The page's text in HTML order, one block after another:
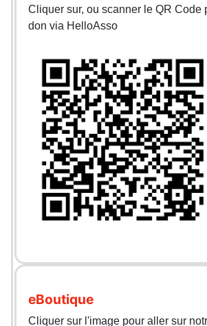
Cliquer sur, ou scanner le QR Code
don via HelloAsso
eBoutique
Cliquer sur l'image pour aller sur